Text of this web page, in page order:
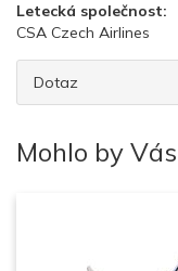
Letecká společnost:
CSA Czech Airlines
Dotaz
Mohlo by